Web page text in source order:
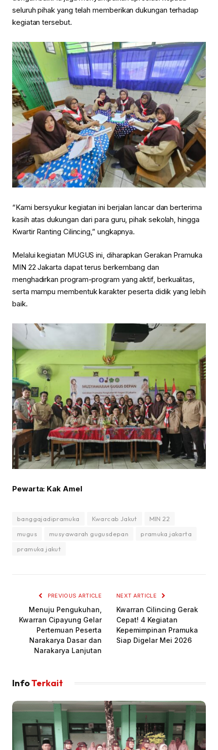
seluruh pihak yang telah memberikan dukungan terhadap
kegiatan tersebut.
“Kami bersyukur kegiatan ini berjalan lancar dan berterima
kasih atas dukungan dari para guru, pihak sekolah, hingga
Kwartir Ranting Cilincing,” ungkapnya.
Melalui kegiatan MUGUS ini, diharapkan Gerakan Pramuka
MIN 22 Jakarta dapat terus berkembang dan
menghadirkan program-program yang aktif, berkualitas,
serta mampu membentuk karakter peserta didik yang lebih
baik.
Pewarta: Kak Amel
banggajadipramuka Kwarcab Jakut
MIN 22
mugus
musyawarah gugusdepan
pramuka jakarta
pramuka jakut
PREVIOUS ARTICLE
Menuju Pengukuhan,
Kwarran Cipayung Gelar
Pertemuan Peserta
Narakarya Dasar dan
Narakarya Lanjutan
NEXT ARTICLE
Kwarran Cilincing Gerak
Cepat! 4 Kegiatan
Kepemimpinan Pramuka
Siap Digelar Mei 2026
InfoTerkait